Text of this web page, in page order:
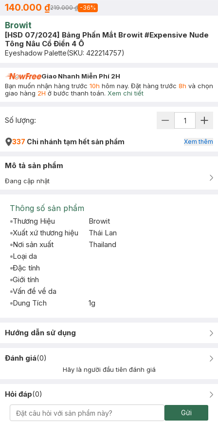
140.000 ₫219.000 ₫ -36%
Browit
[HSD 07/2024] Bảng Phấn Mắt Browit #Expensive Nude
Tông Nâu Cổ Điển 4 Ô
Eyeshadow Palette(SKU: 422214757)
Giao Nhanh Miễn Phí 2H
Bạn muốn nhận hàng trước 10h hôm nay. Đặt hàng trước 8h và chọn
giao hàng 2H ở bước thanh toán. Xem chi tiết
Số lượng:
337 Chi nhánh tạm hết sản phẩm Xem thêm
Mô tả sản phẩm
Đang cập nhật
Thông số sản phẩm
Thương Hiệu
Browit
Xuất xứ thương hiệu
Thái Lan
Nơi sản xuất
Thailand
Loại da
Đặc tính
Giới tính
Vấn đề về da
Dung Tích
1g
Hướng dẫn sử dụng
Đánh giá(0)
Hãy là người đầu tiên đánh giá
Hỏi đáp(0)
Gửi